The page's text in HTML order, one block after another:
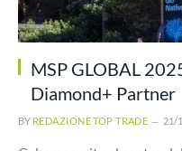
MSP GLOBAL
Diamond+ Partner
BY REDAZIONE TOP TRADE 21/